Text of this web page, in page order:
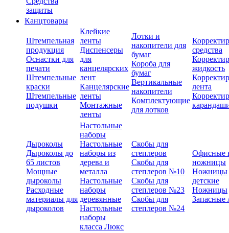
защиты
Канцтовары
Штемпельная
продукция
Оснастки для
печати
Штемпельные
краски
Штемпельные
подушки
Клейкие
ленты
Диспенсеры
для
канцелярских
лент
Канцелярские
ленты
Монтажные
ленты
Лотки и
накопители для
бумаг
Короба для
бумаг
Вертикальные
накопители
Комплектующие
для лотков
средства
жидкость
лента
Дыроколы
Дыроколы до
65 листов
Мощные
дыроколы
Расходные
материалы для
дыроколов
Настольные
наборы
Настольные
наборы из
дерева и
металла
Настольные
наборы
деревянные
Настольные
наборы
класса Люкс
Скобы для
степлеров
Скобы для
степлеров №10
Скобы для
степлеров №23
Скобы для
степлеров №24
Офисные
ножницы
Ножницы
детские
Ножницы
Запасные